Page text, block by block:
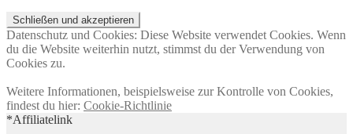
Datenschutz und Cookies: Diese Website verwendet Cookies. Wenn
du die Website weiterhin nutzt, stimmst du der Verwendung von
Cookies zu.
Weitere Informationen, beispielsweise zur Kontrolle von Cookies,
findest du hier: Cookie-Richtlinie
*Affiliatelink